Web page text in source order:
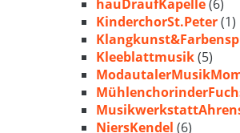
hauDraufKapelle(6)
KinderchorSt.Peter(1)
Kleeblattmusik(5)
NiersKendel (6)